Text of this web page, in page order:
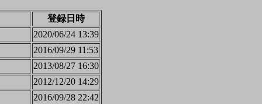
登録日時
2020/06/24 13:39
2016/09/29 11:53
2013/08/27 16:30
2012/12/20 14:29
2016/09/28 22:42